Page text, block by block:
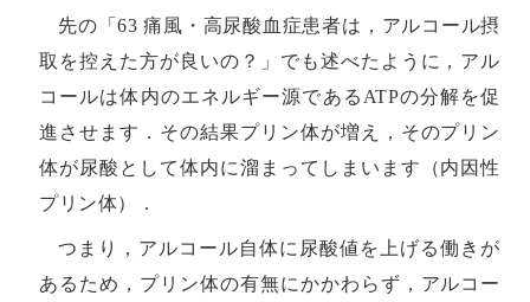
先の「63 痛風・高尿酸血症患者は，アルコール摂
取を控えた方が良いの？」でも述べたように，アル
コールは体内のエネルギー源であるATPの分解を促
進させます．その結果プリン体が増え，そのプリン
体が尿酸として体内に溜まってしまいます（内因性
プリン体）．
つまり，アルコール自体に尿酸値を上げる働きが
あるため，プリン体の有無にかかわらず，アルコー